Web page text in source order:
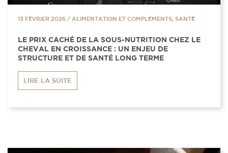
13 FÉVRIER 2026 / ALIMENTATION ET COMPLÉMENTS, SANTÉ
LE PRIX CACHÉ DE LA SOUS-NUTRITION CHEZ LE
CHEVAL EN CROISSANCE : UN ENJEU DE
STRUCTURE ET DE SANTÉ LONG TERME
LIRE LA SUITE